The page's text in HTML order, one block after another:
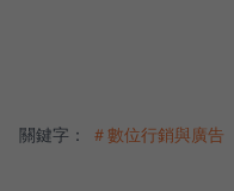
關鍵字： ＃數位行銷與廣告